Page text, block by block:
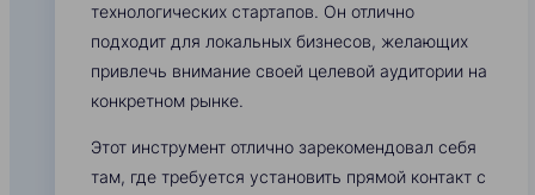
технологических стартапов. Он отлично
подходит для локальных бизнесов, желающих
привлечь внимание своей целевой аудитории на
конкретном рынке.
Этот инструмент отлично зарекомендовал себя
там, где требуется установить прямой контакт с